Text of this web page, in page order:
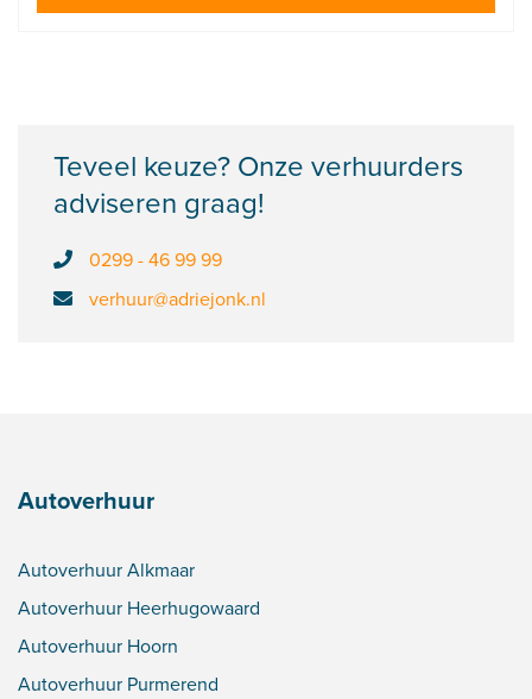
Teveel keuze? Onze verhuurders
adviseren graag!
0299 - 46 99 99
verhuur@adriejonk.nl
Autoverhuur
Autoverhuur Alkmaar
Autoverhuur Heerhugowaard
Autoverhuur Hoorn
Autoverhuur Purmerend